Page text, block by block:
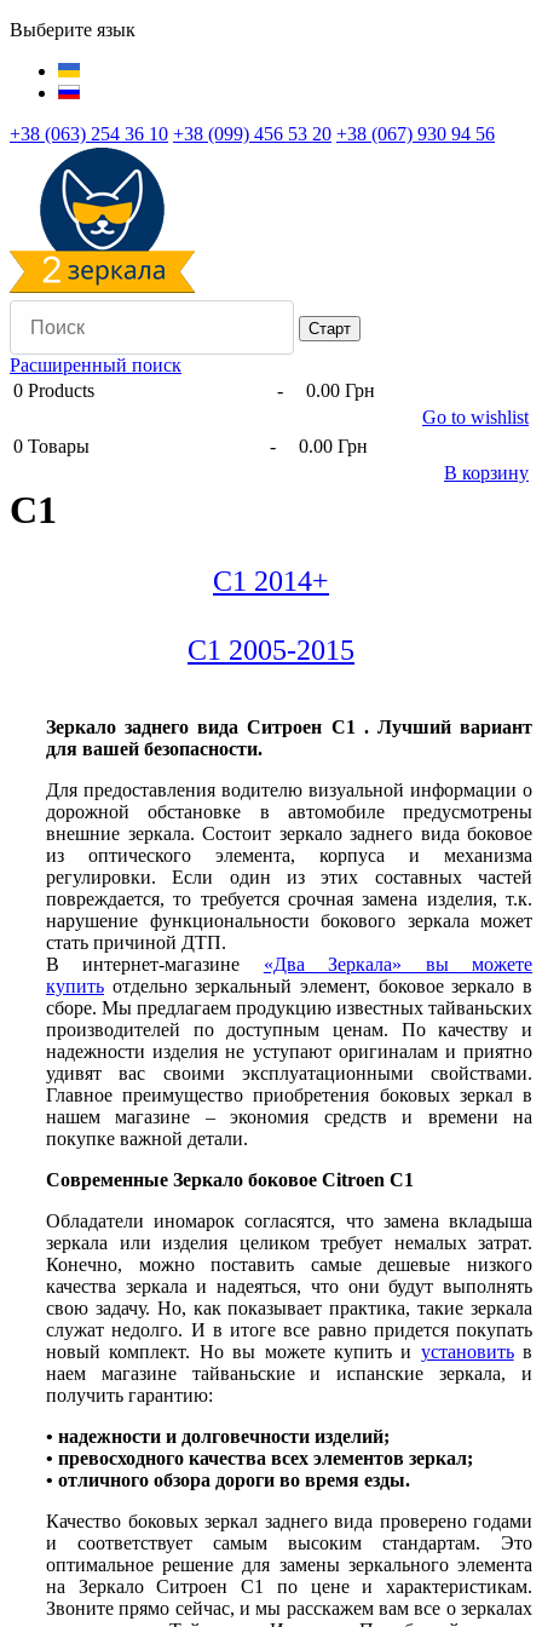
Выберите язык
+38 (063) 254 36 10 +38 (099) 456 53 20 +38 (067) 930 94 56
Расширенный поиск
0 Products -
0.00 Грн
Go to wishlist
0 Товары -
0.00 Грн
В корзину
C1
C1 2014+
C1 2005-2015
Зеркало заднего вида Ситроен С1 . Лучший вариант
для вашей безопасности.
Для предоставления водителю визуальной информации о
дорожной обстановке в автомобиле предусмотрены
внешние зеркала. Состоит зеркало заднего вида боковое
из оптического элемента, корпуса и механизма
регулировки. Если один из этих составных частей
повреждается, то требуется срочная замена изделия, т.к.
нарушение функциональности бокового зеркала может
стать причиной ДТП.
В интернет-магазине «Два Зеркала» вы можете
купить отдельно зеркальный элемент, боковое зеркало в
сборе. Мы предлагаем продукцию известных тайваньских
производителей по доступным ценам. По качеству и
надежности изделия не уступают оригиналам и приятно
удивят вас своими эксплуатационными свойствами.
Главное преимущество приобретения боковых зеркал в
нашем магазине – экономия средств и времени на
покупке важной детали.
Современные Зеркало боковое Citroen C1
Обладатели иномарок согласятся, что замена вкладыша
зеркала или изделия целиком требует немалых затрат.
Конечно, можно поставить самые дешевые низкого
качества зеркала и надеяться, что они будут выполнять
свою задачу. Но, как показывает практика, такие зеркала
служат недолго. И в итоге все равно придется покупать
новый комплект. Но вы можете купить и установитьв
наем магазине тайваньские и испанские зеркала, и
получить гарантию:
• надежности и долговечности изделий;
• превосходного качества всех элементов зеркал;
• отличного обзора дороги во время езды.
Качество боковых зеркал заднего вида проверено годами
и соответствует самым высоким стандартам. Это
оптимальное решение для замены зеркального элемента
на Зеркало Ситроен С1 по цене и характеристикам.
Звоните прямо сейчас, и мы расскажем вам все о зеркалах